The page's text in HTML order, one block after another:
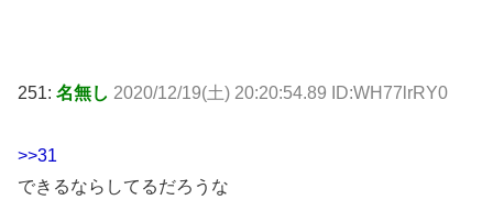
251: 名無し 2020/12/19(土) 20:20:54.89 ID:WH77lrRY0
>>31
できるならしてるだろうな